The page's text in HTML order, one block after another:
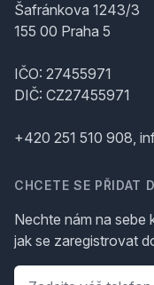
Šafránkova 1243/3
155 00 Praha 5
IČO: 27455971
DIČ: CZ27455971
+420 251 510 908,
CHCETE SE PŘIDAT
Nechte nám na sebe
jak se zaregistrovat
Telefon